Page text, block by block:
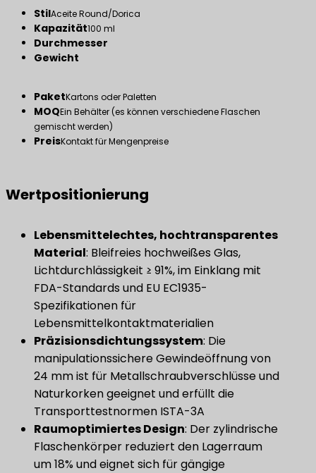
StilAceite Round/Dorica
Kapazität100 ml
Durchmesser
Gewicht
PaketKartons oder Paletten
MOQEin Behälter (es können verschiedene Flaschen
gemischt werden)
PreisKontakt für Mengenpreise
Wertpositionierung
​Lebensmittelechtes, hochtransparentes
Material​​: Bleifreies hochweißes Glas,
Lichtdurchlässigkeit ≥ 91%, im Einklang mit
FDA-Standards und EU EC1935-
Spezifikationen für
Lebensmittelkontaktmaterialien
​Präzisionsdichtungssystem​​: Die
manipulationssichere Gewindeöffnung von
24 mm ist für Metallschraubverschlüsse und
Naturkorken geeignet und erfüllt die
Transporttestnormen ISTA-3A
​Raumoptimiertes Design​​: Der zylindrische
Flaschenkörper reduziert den Lagerraum
um 18% und eignet sich für gängige